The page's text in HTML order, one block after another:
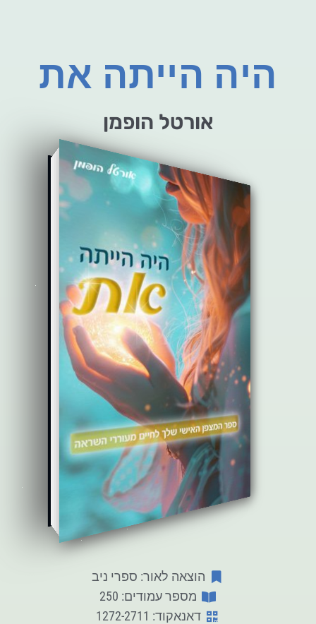
היה הייתה את
אורטל הופמן
הוצאה לאור: ספרי ניב
מספר עמודים: 250
דאנאקוד: 1272-2711